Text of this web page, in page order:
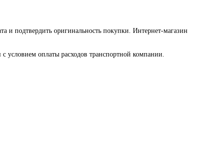
и подтвердить оригинальность покупки. Интернет-магазин
условием оплаты расходов транспортной компании.